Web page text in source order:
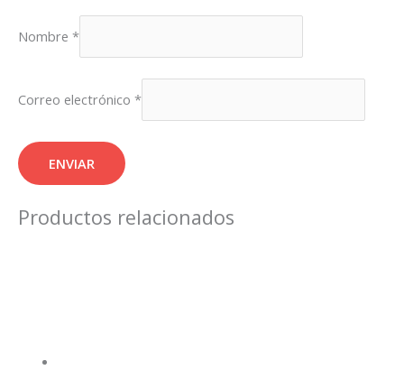
Nombre *
Correo electrónico *
Productos relacionados